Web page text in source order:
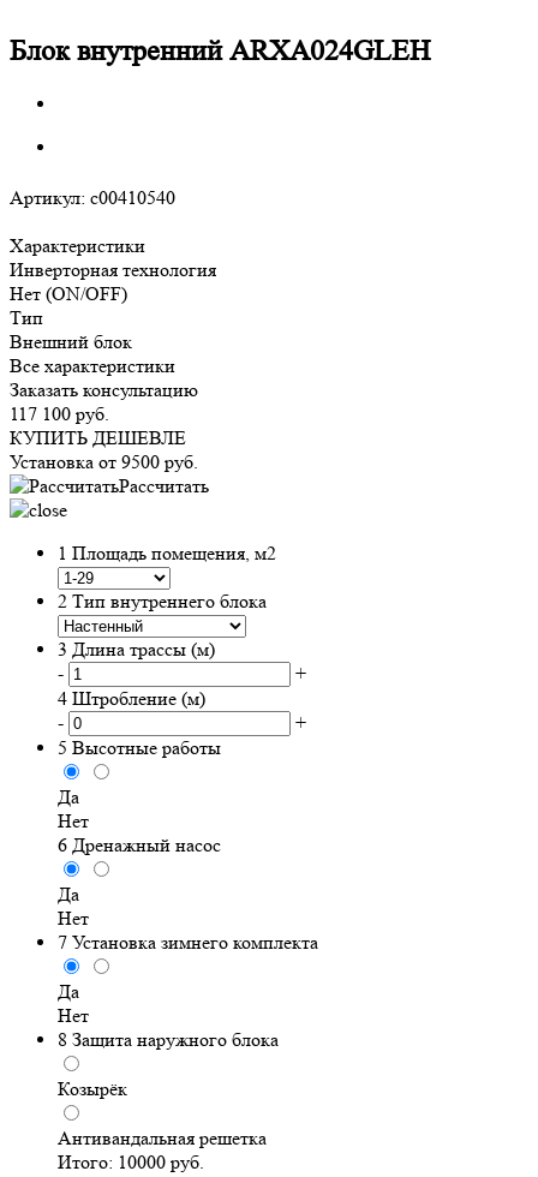
Блок внутренний ARXA024GLEH
Артикул: c00410540
Характеристики
Инверторная технология
Нет (ON/OFF)
Тип
Внешний блок
Все характеристики
Заказать консультацию
117 100 руб.
КУПИТЬ ДЕШЕВЛЕ
Установка от 9500 руб.
Рассчитать
1 Площадь помещения, м2
2 Тип внутреннего блока
3 Длина трассы (м)
-
+
4 Штробление (м)
-
+
5 Высотные работы
Да
Нет
6 Дренажный насос
Да
Нет
7 Установка зимнего комплекта
Да
Нет
8 Защита наружного блока
Козырёк
Антивандальная решетка
Итого: 10000 руб.